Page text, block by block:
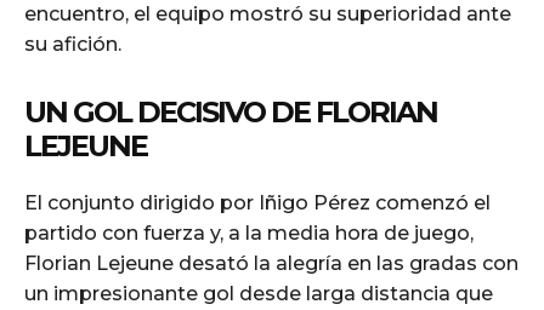
encuentro, el equipo mostró su superioridad ante
su afición.
UN GOL DECISIVO DE FLORIAN
LEJEUNE
El conjunto dirigido por Iñigo Pérez comenzó el
partido con fuerza y, a la media hora de juego,
Florian Lejeune desató la alegría en las gradas con
un impresionante gol desde larga distancia que